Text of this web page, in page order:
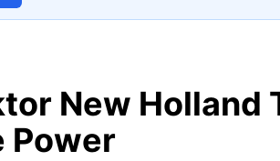
New Holland
Power